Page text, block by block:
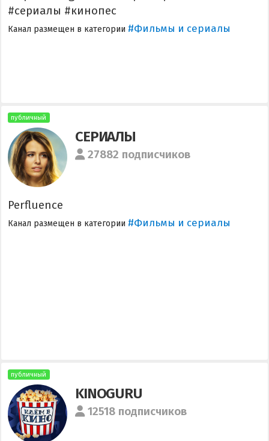
#сериалы #кинопес
Канал размещен в категории #Фильмы и сериалы
публичный
СЕРИАЛЫ
27882 подписчиков
Perfluence
Канал размещен в категории #Фильмы и сериалы
публичный
KINOGURU
12518 подписчиков